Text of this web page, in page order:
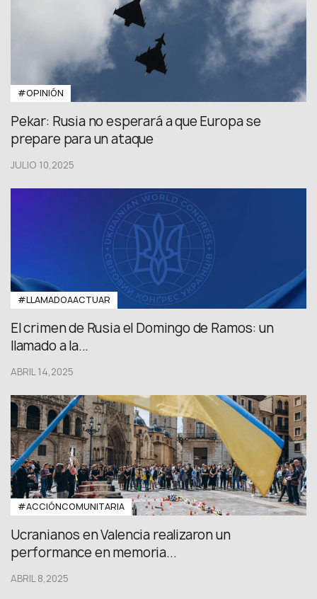
#OPINIÓN
Pekar: Rusia no esperará a que Europa se
prepare para un ataque
JULIO 10,2025
#LLAMADOAACTUAR
El crimen de Rusia el Domingo de Ramos: un
llamado a la...
ABRIL 14,2025
#ACCIÓNCOMUNITARIA
Ucranianos en Valencia realizaron un
performance en memoria...
ABRIL 8,2025